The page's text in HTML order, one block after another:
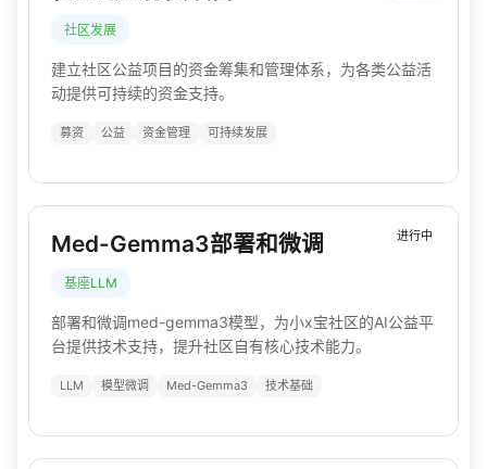
社区发展
建立社区公益项目的资金筹集和管理体系，为各类公益活
动提供可持续的资金支持。
募资 公益 资金管理 可持续发展
进行中
Med-Gemma3部署和微调
基座LLM
部署和微调med-gemma3模型，为小x宝社区的AI公益平
台提供技术支持，提升社区自有核心技术能力。
LLM 模型微调 Med-Gemma3 技术基础